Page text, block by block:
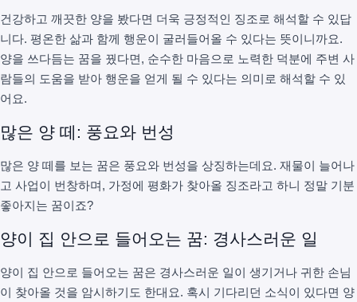
건강하고 깨끗한 양을 봤다면 더욱 긍정적인 징조로 해석할 수 있답
니다. 평온한 삶과 함께 행운이 굴러들어올 수 있다는 뜻이니까요.
양을 쓰다듬는 꿈을 꿨다면, 순수한 마음으로 노력한 덕분에 주변 사
람들의 도움을 받아 행운을 얻게 될 수 있다는 의미로 해석할 수 있
어요.
많은 양 떼: 풍요와 번성
많은 양 떼를 보는 꿈은 풍요와 번성을 상징하는데요. 재물이 늘어나
고 사업이 번창하며, 가정에 평화가 찾아올 징조라고 하니 정말 기분
좋아지는 꿈이죠?
양이 집 안으로 들어오는 꿈: 경사스러운 일
양이 집 안으로 들어오는 꿈은 경사스러운 일이 생기거나 귀한 손님
이 찾아올 것을 암시하기도 한대요. 혹시 기다리던 소식이 있다면 양